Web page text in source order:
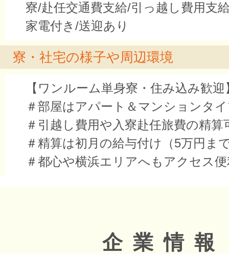
寮/赴任交通費支給/引っ越し費用支
家電付き/送迎あり
寮・社宅の様子や周辺環境
【ワンルーム単身寮・住み込み歓迎
＃部屋はアパート＆マンションタ
＃引越し費用や入寮赴任旅費の精算
＃精算は初月の給与付け（5万円ま
＃都心や横浜エリアへもアクセス
企業情報